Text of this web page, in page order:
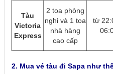
Tàu
Victoria
Express
2 toa phòng
nghỉ và 1 toa
nhà hàng
cao cấp
từ
2. Mua vé tàu đi Sapa như